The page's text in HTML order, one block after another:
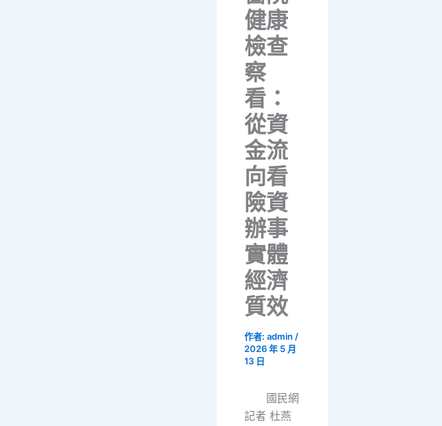
健康
檢查
察
看：
從資
金流
向看
險資
辦事
實體
經濟
質效
作者: admin /
2026 年 5 月
13 日
國民網
記者 杜燕